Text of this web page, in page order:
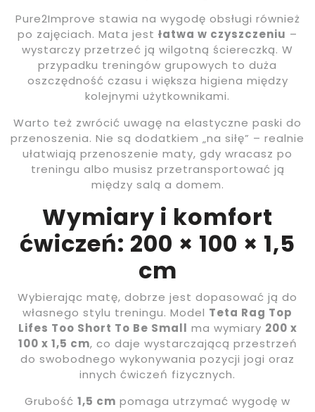
Pure2Improve stawia na wygodę obsługi również
po zajęciach. Mata jest łatwa w czyszczeniu –
wystarczy przetrzeć ją wilgotną ściereczką. W
przypadku treningów grupowych to duża
oszczędność czasu i większa higiena między
kolejnymi użytkownikami.
Warto też zwrócić uwagę na elastyczne paski do
przenoszenia. Nie są dodatkiem „na siłę” – realnie
ułatwiają przenoszenie maty, gdy wracasz po
treningu albo musisz przetransportować ją
między salą a domem.
Wymiary i komfort
ćwiczeń: 200 × 100 × 1,5
cm
Wybierając matę, dobrze jest dopasować ją do
własnego stylu treningu. Model Teta Rag Top
Lifes Too Short To Be Small ma wymiary 200 x
100 x 1,5 cm, co daje wystarczającą przestrzeń
do swobodnego wykonywania pozycji jogi oraz
innych ćwiczeń fizycznych.
Grubość 1,5 cm pomaga utrzymać wygodę w